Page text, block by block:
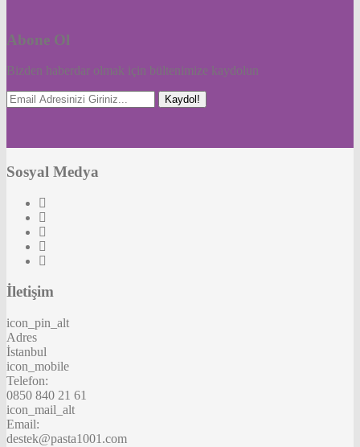
Abone Ol
Bizden haberdar olmak için bültenimize kaydolun
Kaydol!
Sosyal Medya
İletişim
icon_pin_alt
Adres
İstanbul
icon_mobile
Telefon:
0850 840 21 61
icon_mail_alt
Email:
destek@pasta1001.com